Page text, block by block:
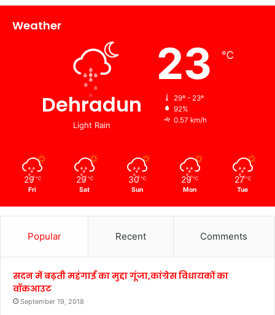
Weather
Dehradun
Light Rain
23 ℃
29º - 23º
92%
0.57 km/h
29 ℃
Fri
29 ℃
Sat
30 ℃
Sun
29 ℃
Mon
27 ℃
Tue
Popular Recent Comments
सदन में बढ़ती महंगाई का मुद्दा गूंजा,कांग्रेस विधायकों का
वॉकआउट
September 19, 2018